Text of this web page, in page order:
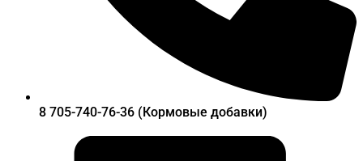
8 705-740-76-36 (Кормовые добавки)